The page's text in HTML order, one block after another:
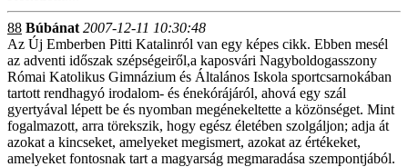
88 Búbánat 2007-12-11 10:30:48
Az Új Emberben Pitti Katalinról van egy képes cikk. Ebben mesél
az adventi időszak szépségeiről,a kaposvári Nagyboldogasszony
Római Katolikus Gimnázium és Általános Iskola sportcsarnokában
tartott rendhagyó irodalom- és énekórájáról, ahová egy szál
gyertyával lépett be és nyomban megénekeltette a közönséget. Mint
fogalmazott, arra törekszik, hogy egész életében szolgáljon; adja át
azokat a kincseket, amelyeket megismert, azokat az értékeket,
amelyeket fontosnak tart a magyarság megmaradása szempontjából.